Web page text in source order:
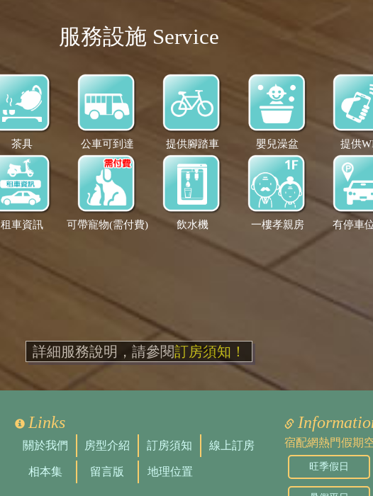
服務設施 Service
茶具 公車可到達 提供腳踏車 嬰兒澡盆 提供
租車資訊 可帶寵物(需付費) 飲水機 一樓孝親房 有停車
詳細服務說明，請參閱訂房須知！
Links
關於我們 房型介紹 訂房須知 線上訂房
相本集 留言版 地理位置
宿配網熱門假期
旺季假日